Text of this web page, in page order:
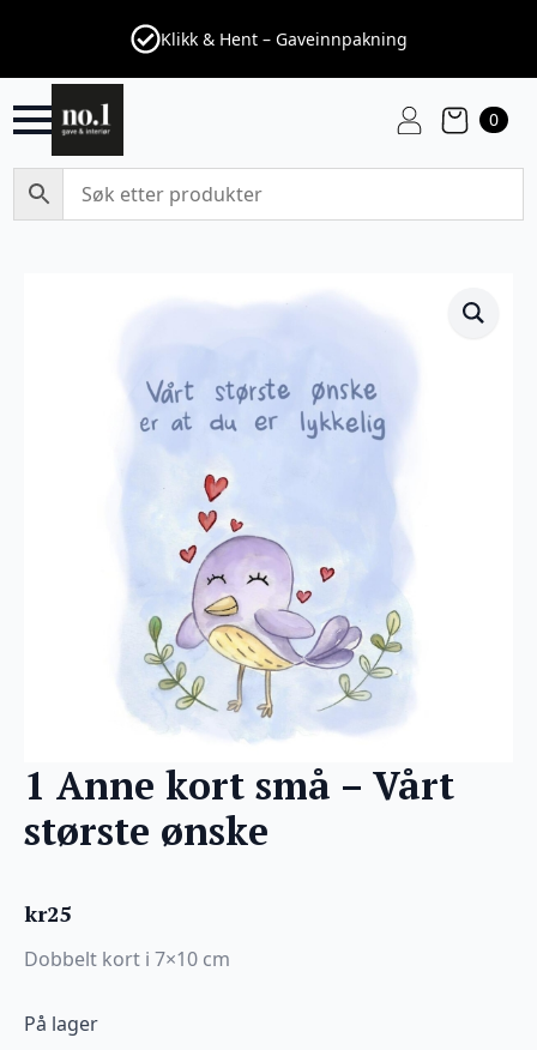
Klikk & Hent – Gaveinnpakning
0
1 Anne kort små – Vårt
største ønske
kr25
Dobbelt kort i 7×10 cm
På lager